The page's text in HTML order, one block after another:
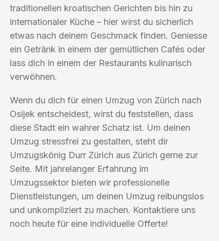
traditionellen kroatischen Gerichten bis hin zu
internationaler Küche – hier wirst du sicherlich
etwas nach deinem Geschmack finden. Geniesse
ein Getränk in einem der gemütlichen Cafés oder
lass dich in einem der Restaurants kulinarisch
verwöhnen.
Wenn du dich für einen Umzug von Zürich nach
Osijek entscheidest, wirst du feststellen, dass
diese Stadt ein wahrer Schatz ist. Um deinen
Umzug stressfrei zu gestalten, steht dir
Umzugskönig Durr Zürich aus Zürich gerne zur
Seite. Mit jahrelanger Erfahrung im
Umzugssektor bieten wir professionelle
Dienstleistungen, um deinen Umzug reibungslos
und unkompliziert zu machen. Kontaktiere uns
noch heute für eine individuelle Offerte!